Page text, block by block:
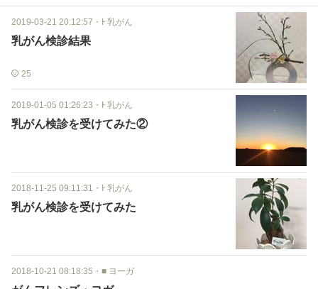
2019-03-21 20:12:57 ・ Ͱ 乳がん
乳がん検診結果
25
2019-01-05 01:26:23 ・ Ͱ 乳がん
乳がん検診を受けてみた②
2018-11-25 09:11:31 ・ Ͱ 乳がん
乳がん検診を受けてみた
2018-10-21 08:18:35 ・ ■ ヨーガ